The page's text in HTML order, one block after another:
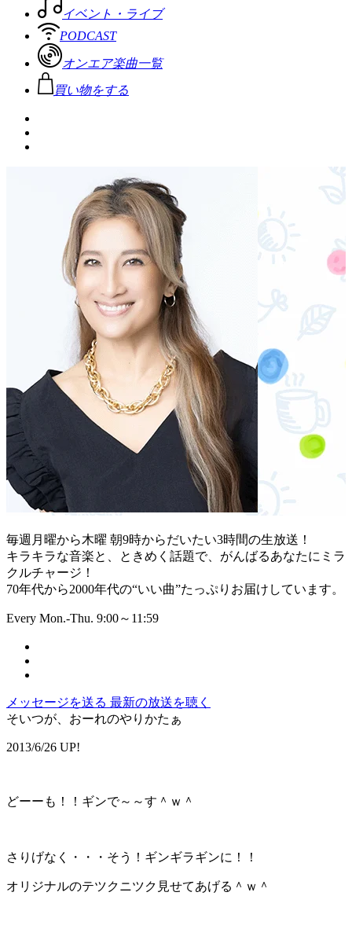
イベント・ライブ
PODCAST
オンエア楽曲一覧
買い物をする
毎週月曜から木曜 朝9時からだいたい3時間の生放送！
キラキラな音楽と、ときめく話題で、がんばるあなたにミラ
クルチャージ！
70年代から2000年代の“いい曲”たっぷりお届けしています。
Every Mon.-Thu. 9:00～11:59
メッセージを送る 最新の放送を聴く
そいつが、おーれのやりかたぁ
2013/6/26 UP!
どーーも！！ギンで～～す＾ｗ＾
さりげなく・・・そう！ギンギラギンに！！
オリジナルのテツクニツク見せてあげる＾ｗ＾